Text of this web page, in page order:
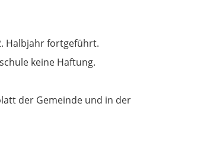
Halbjahr fortgeführt.
keine Haftung.
der Gemeinde und in der